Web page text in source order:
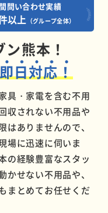
問い合わせ実績
以上 （グループ全体）
熊本！
日対応！
具・家電を含む不用
収されない不用品や
ありませんので、
場に迅速に伺いま
の経験豊富なスタッ
かせない不用品や、
まとめてお任せくだ